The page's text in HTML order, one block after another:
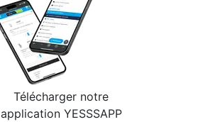
Télécharger notre
application YESSSAPP